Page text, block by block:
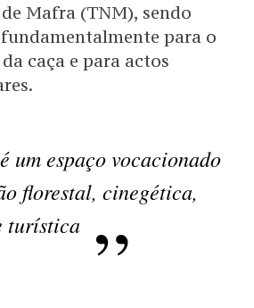
Mafra (TNM), sendo
para o
caça e para actos
um espaço vocacionado
florestal, cinegética,
turística